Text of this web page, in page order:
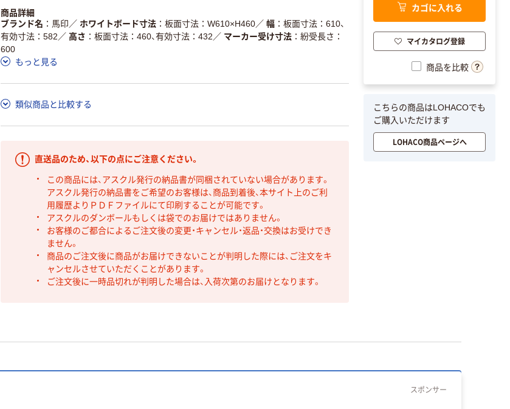
商品詳細
ブランド名
馬印 ／ ホワイトボード寸法 板面寸法：W610×H460／ 幅
板面寸法：610、
有効寸法：582 ／ 高さ 板面寸法：460、有効寸法：432 ／ マーカー受け寸法
紛受長さ：
600
もっと見る
類似商品と比較する
直送品のため、以下の点にご注意ください。
この商品には、アスクル発行の納品書が同梱されていない場合があります。
アスクル発行の納品書をご希望のお客様は、商品到着後、本サイト上のご利
用履歴よりＰＤＦファイルにて印刷することが可能です。
アスクルのダンボールもしくは袋でのお届けではありません。
お客様のご都合によるご注文後の変更・キャンセル・返品・交換はお受けでき
ません。
商品のご注文後に商品がお届けできないことが判明した際には、ご注文をキ
ャンセルさせていただくことがあります。
ご注文後に一時品切れが判明した場合は、入荷次第のお届けとなります。
カゴに入れる
マイカタログ登録
商品を比較
こちらの商品はLOHACOでも
ご購入いただけます
LOHACO商品ページへ
スポンサー